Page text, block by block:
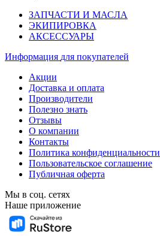
ЗАПЧАСТИ И МАСЛА
ЭКИПИРОВКА
АКСЕССУАРЫ
Информация для покупателей
Акции
Доставка и оплата
Производители
Полезно знать
Отзывы
О компании
Контакты
Политика конфиденциальности
Пользовательское соглашение
Публичная оферта
Мы в соц. сетях
Наше приложение